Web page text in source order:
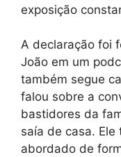
exposição
A declaração foi
João em um
também segue
falou sobre a
bastidores da
saía de casa.
abordado de